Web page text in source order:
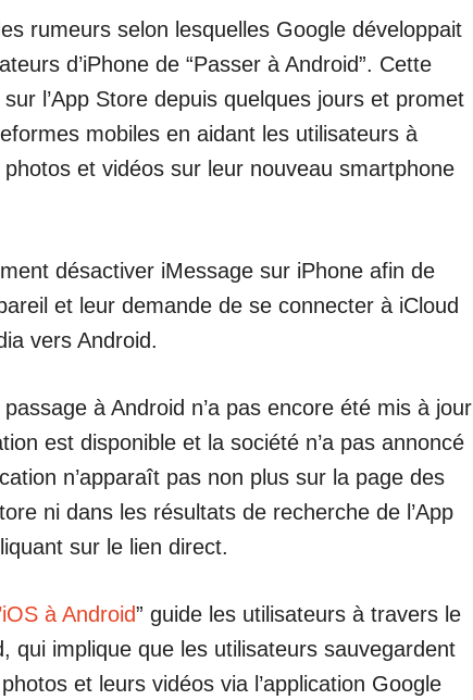
rumeurs selon lesquelles Google développait
d’iPhone de “Passer à Android”. Cette
l’App Store depuis quelques jours et promet
mobiles en aidant les utilisateurs à
et vidéos sur leur nouveau smartphone
désactiver iMessage sur iPhone afin de
et leur demande de se connecter à iCloud
vers Android.
à Android n’a pas encore été mis à jour
est disponible et la société n’a pas annoncé
n’apparaît pas non plus sur la page des
ni dans les résultats de recherche de l’App
sur le lien direct.
à Android” guide les utilisateurs à travers le
qui implique que les utilisateurs sauvegardent
et leurs vidéos via l’application Google